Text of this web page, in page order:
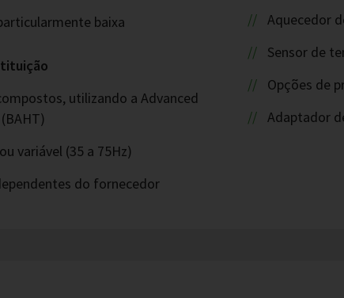
baixa
utilizando a Advanced
variável (35 a 75Hz)
do fornecedor
Aquecedor
Sensor de
Opções de
Adaptador